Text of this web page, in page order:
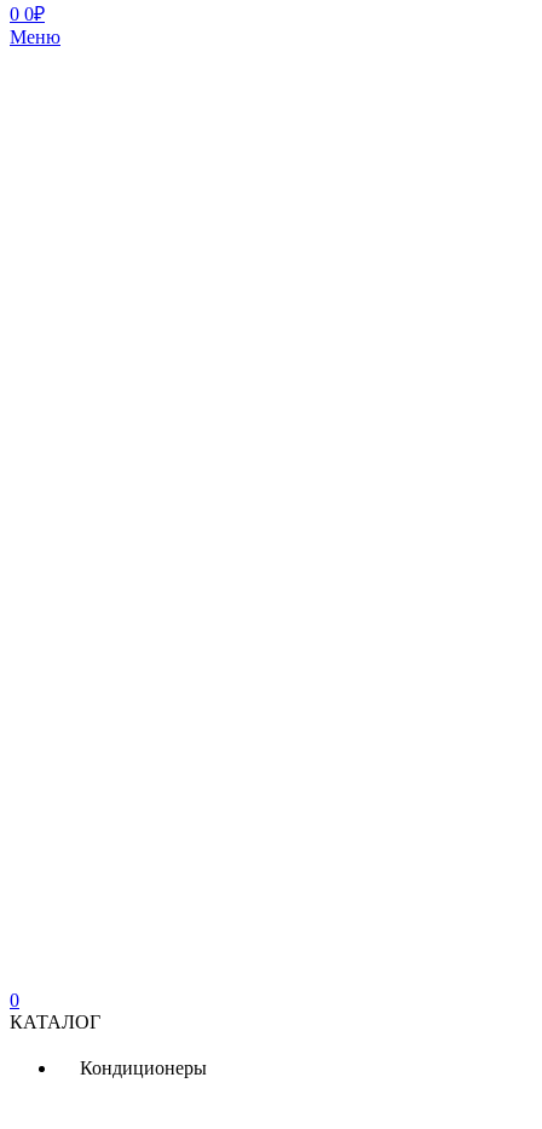
0 0₽
Меню
0
КАТАЛОГ
Кондиционеры